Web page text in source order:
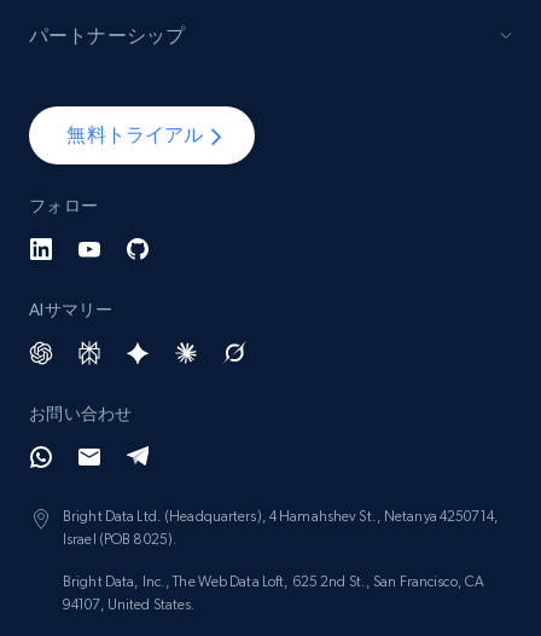
Lazada - Products - Discover products by
brand URL
price, Currency, Stock, and more.
URL, Domain, Marketplace pn, Sku, Other pn,
Model number, Gtin ean pn, Product name, and
991+
無料トライアル
フォロー
AIサマリー
お問い合わせ
Bright Data Ltd. (Headquarters), 4 Hamahshev St., Netanya 4250714,
Israel (POB 8025).
Bright Data, Inc., The Web Data Loft, 625 2nd St., San Francisco, CA
94107, United States.
パートナーシップ